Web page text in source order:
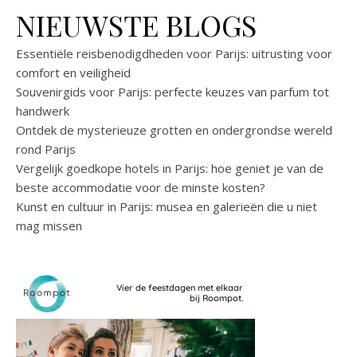
NIEUWSTE BLOGS
Essentiële reisbenodigdheden voor Parijs: uitrusting voor
comfort en veiligheid
Souvenirgids voor Parijs: perfecte keuzes van parfum tot
handwerk
Ontdek de mysterieuze grotten en ondergrondse wereld
rond Parijs
Vergelijk goedkope hotels in Parijs: hoe geniet je van de
beste accommodatie voor de minste kosten?
Kunst en cultuur in Parijs: musea en galerieën die u niet
mag missen